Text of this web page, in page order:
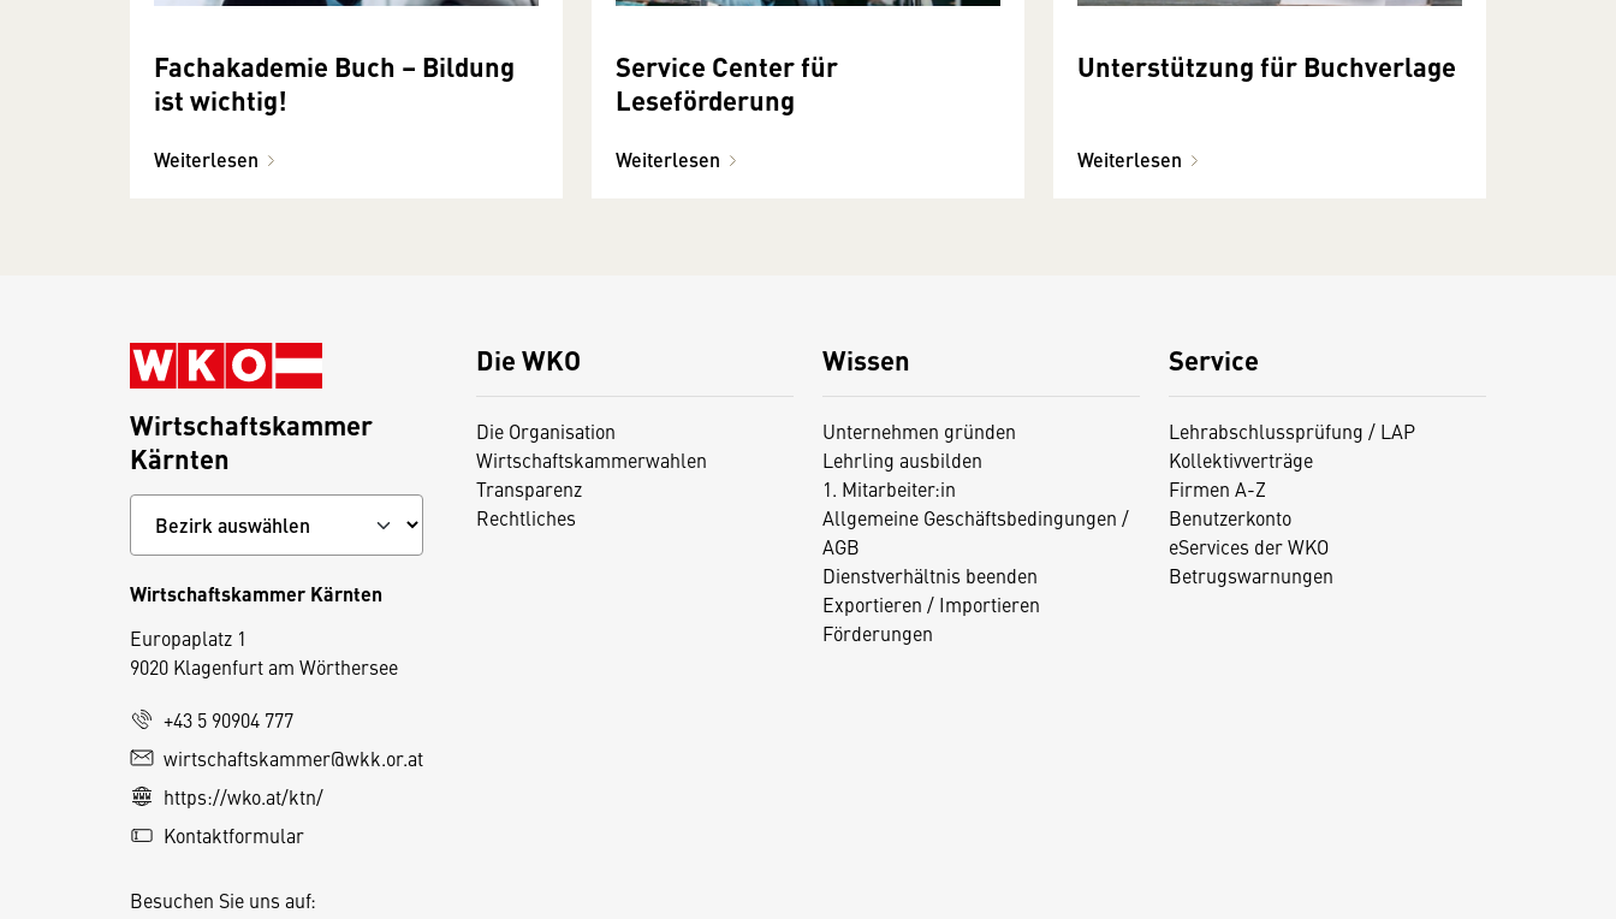
Fachakademie Buch – Bildung
ist wichtig!
Weiterlesen
Service Center für
Leseförderung
Weiterlesen
Unterstützung für Buchverlage
Weiterlesen
Die WKO
Die Organisation
Wirtschaftskammerwahlen
Transparenz
Rechtliches
Wissen
Unternehmen gründen
Lehrling ausbilden
1. Mitarbeiter:in
Allgemeine Geschäftsbedingungen /
AGB
Dienstverhältnis beenden
Exportieren / Importieren
Förderungen
Service
Lehrabschlussprüfung / LAP
Kollektivverträge
Firmen A-Z
Benutzerkonto
eServices der WKO
Betrugswarnungen
Wirtschaftskammer
Kärnten
Wirtschaftskammer Kärnten
Europaplatz 1
9020 Klagenfurt am Wörthersee
+43 5 90904 777
wirtschaftskammer@wkk.or.at
https://wko.at/ktn/
Kontaktformular
Besuchen Sie uns auf: